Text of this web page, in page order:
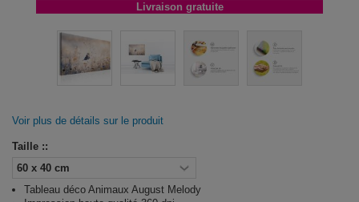
Livraison gratuite
Voir plus de détails sur le produit
Taille ::
Tableau déco Animaux August Melody